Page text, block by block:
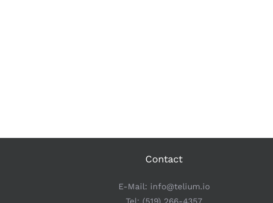
Contact
E-Mail: info@telium.io